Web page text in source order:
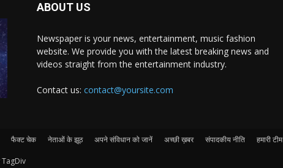
ABOUT US
Newspaper is your news, entertainment, music fashion
website. We provide you with the latest breaking news and
videos straight from the entertainment industry.
Contact us: contact@yoursite.com
फैक्ट चेक नेताओं के झूठ अपने संविधान को जानें अच्छी ख़बर संपादकीय नीति हमारी टीम